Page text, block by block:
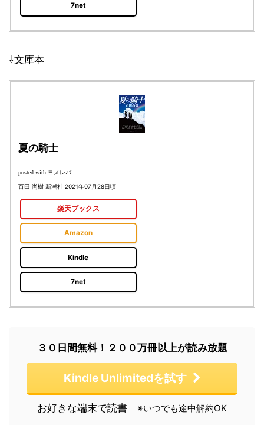
7net
⇩文庫本
夏の騎士
posted with ヨメレバ
百田 尚樹 新潮社 2021年07月28日頃
楽天ブックス
Amazon
Kindle
7net
３０日間無料！２００万冊以上が読み放題
Kindle Unlimitedを試す
お好きな端末で読書 ※いつでも途中解約OK